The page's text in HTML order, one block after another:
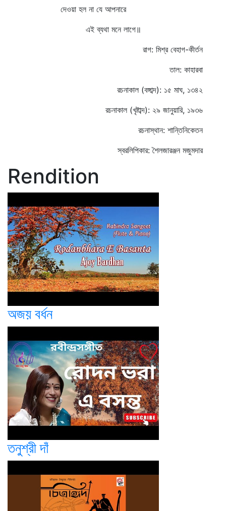
দেওয়া হল না যে আপনারে
এই ব্যথা মনে লাগে॥
রাগ: মিশ্র বেহাগ-কীর্তন
তাল: কাহারবা
রচনাকাল (বঙ্গাব্দ): ১৫ মাঘ, ১৩৪২
রচনাকাল (খৃষ্টাব্দ): ২৯ জানুয়ারি, ১৯৩৬
রচনাস্থান: শান্তিনিকেতন
স্বরলিপিকার: শৈলজারঞ্জন মজুমদার
Rendition
অজয় বর্ধন
তনুশ্রী দাঁ